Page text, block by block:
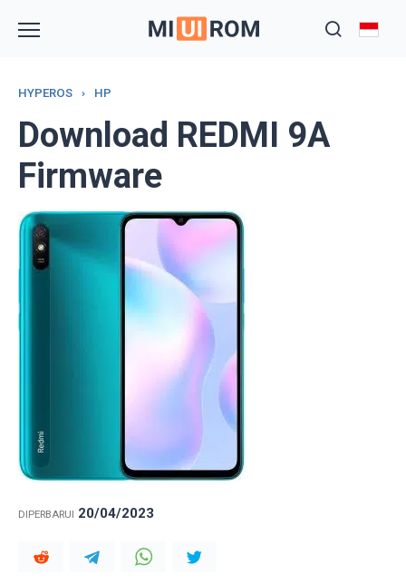
HYPEROS › HP
Download REDMI 9A
Firmware
DIPERBARUI 20/04/2023